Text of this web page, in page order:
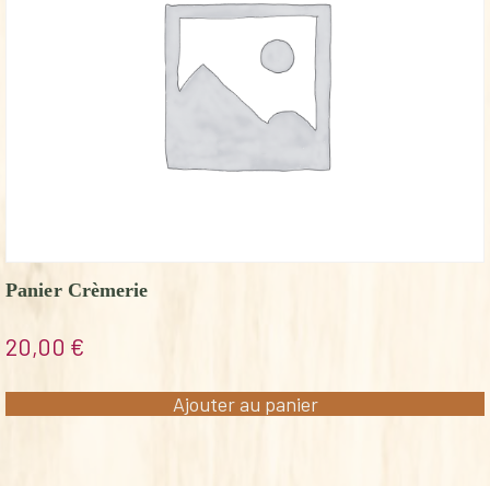
Panier Crèmerie
20,00 €
Ajouter au panier